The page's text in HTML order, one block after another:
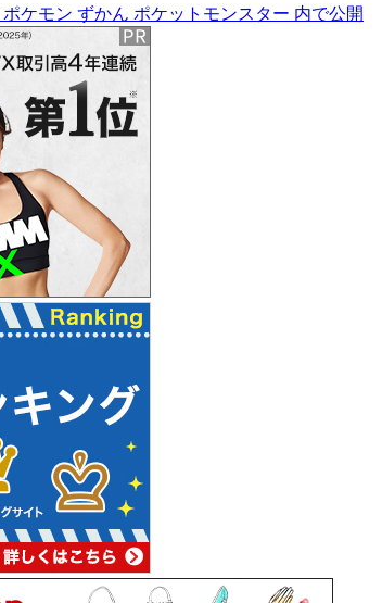
ケモン ずかん ポケットモンスター 内で公開